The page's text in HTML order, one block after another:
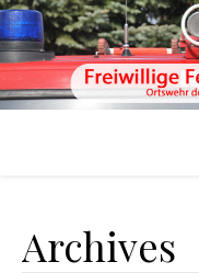
Archives